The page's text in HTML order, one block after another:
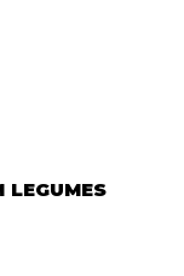
LEGUMES